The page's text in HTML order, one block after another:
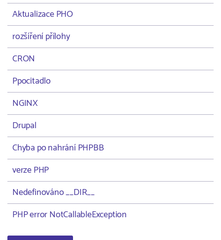
Aktualizace PHO
rozšíření přílohy
CRON
Ppocitadlo
NGINX
Drupal
Chyba po nahrání PHPBB
verze PHP
Nedefinováno __DIR__
PHP error NotCallableException